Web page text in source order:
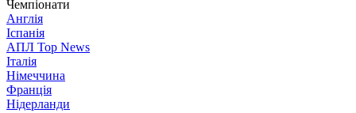
Чемпіонати
Англія
Іспанія
АПЛ Top News
Італія
Німеччина
Франція
Нідерланди